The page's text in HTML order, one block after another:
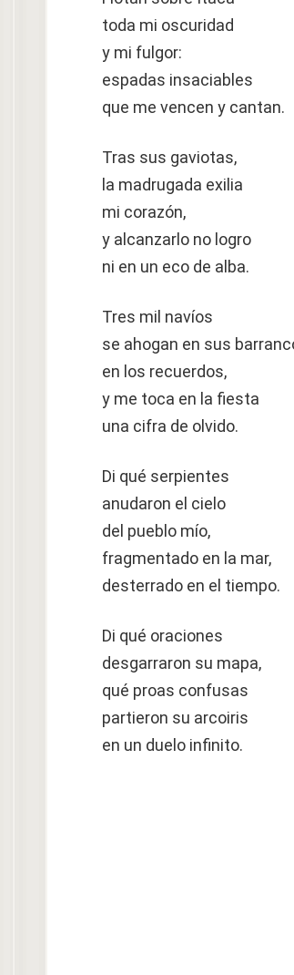
toda mi oscuridad
y mi fulgor:
espadas insaciables
que me vencen y cantan.
Tras sus gaviotas,
la madrugada exilia
mi corazón,
y alcanzarlo no logro
ni en un eco de alba.
Tres mil navíos
se ahogan en sus
en los recuerdos,
y me toca en la fiesta
una cifra de olvido.
Di qué serpientes
anudaron el cielo
del pueblo mío,
fragmentado en la mar,
desterrado en el tiempo.
Di qué oraciones
desgarraron su mapa,
qué proas confusas
partieron su arcoiris
en un duelo infinito.